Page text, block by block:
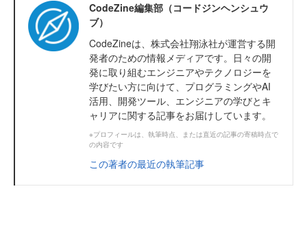
CodeZine編集部（コードジンヘンシュウ
ブ）
CodeZineは、株式会社翔泳社が運営する開
発者のための情報メディアです。日々の開
発に取り組むエンジニアやテクノロジーを
学びたい方に向けて、プログラミングやAI
活用、開発ツール、エンジニアの学びとキ
ャリアに関する記事をお届けしています。
※プロフィールは、執筆時点、または直近の記事の寄稿時点で
の内容です
この著者の最近の執筆記事